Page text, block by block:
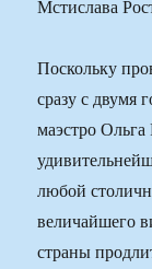
Поскольку
сразу с двумя
маэстро
любой
величайшего
страны